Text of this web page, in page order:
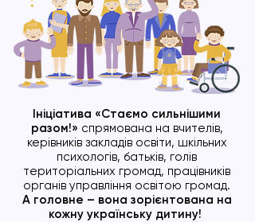
Ініціатива «Стаємо сильнішими
разом!» спрямована на вчителів,
керівників закладів освіти, шкільних
психологів, батьків, голів
територіальних громад, працівників
органів управління освітою громад.
А головне – вона зорієнтована на
кожну українську дитину!